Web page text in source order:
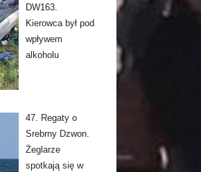
DW163.
Kierowca był pod
wpływem
alkoholu
47. Regaty o
Srebrny Dzwon.
Żeglarze
spotkają się w